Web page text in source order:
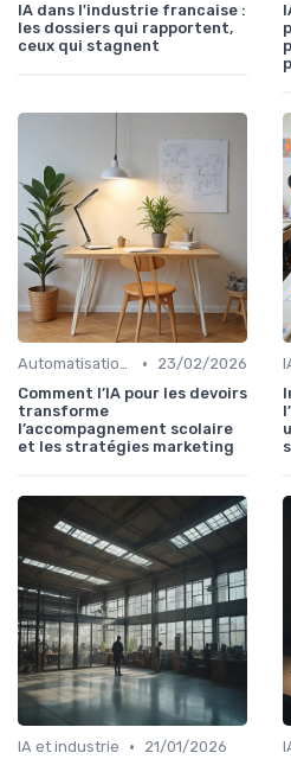
IA dans l'industrie francaise :
les dossiers qui rapportent,
ceux qui stagnent
Automatisation et RPA •
23/02/2026
Comment l’IA pour les devoirs
transforme
l’accompagnement scolaire
et les stratégies marketing
IA et industrie •
21/01/2026